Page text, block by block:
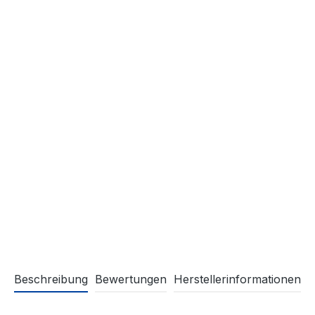
Beschreibung Bewertungen Herstellerinformationen